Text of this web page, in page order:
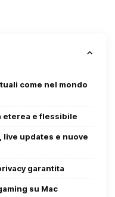
come nel mondo
eterea e flessibile
live updates e nuove
garantita
su Mac